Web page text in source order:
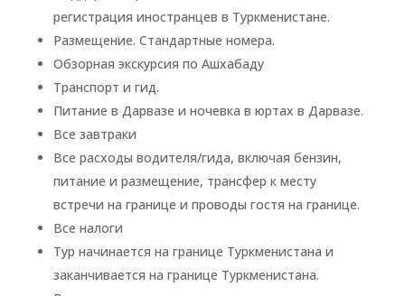
регистрация иностранцев в Туркменистане.
Размещение. Стандартные номера.
Обзорная экскурсия по Ашхабаду
Транспорт и гид.
Питание в Дарвазе и ночевка в юртах в Дарвазе.
Все завтраки
Все расходы водителя/гида, включая бензин,
питание и размещение, трансфер к месту
встречи на границе и проводы гостя на границе.
Все налоги
Тур начинается на границе Туркменистана и
заканчивается на границе Туркменистана.